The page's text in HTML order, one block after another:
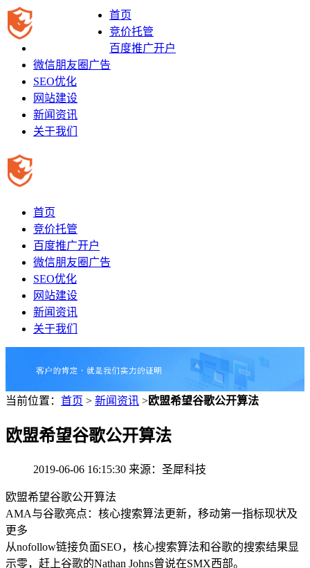
首页
竞价托管
百度推广开户
微信朋友圈广告
SEO优化
网站建设
新闻资讯
关于我们
首页
竞价托管
百度推广开户
微信朋友圈广告
SEO优化
网站建设
新闻资讯
关于我们
当前位置： 首页 > 新闻资讯 >欧盟希望谷歌公开算法
欧盟希望谷歌公开算法
2019-06-06 16:15:30 来源：圣犀科技
欧盟希望谷歌公开算法
AMA与谷歌亮点：核心搜索算法更新，移动第一指标现状及
更多
从nofollow链接负面SEO，核心搜索算法和谷歌的搜索结果显
示零，赶上谷歌的Nathan Johns曾说在SMX西部。